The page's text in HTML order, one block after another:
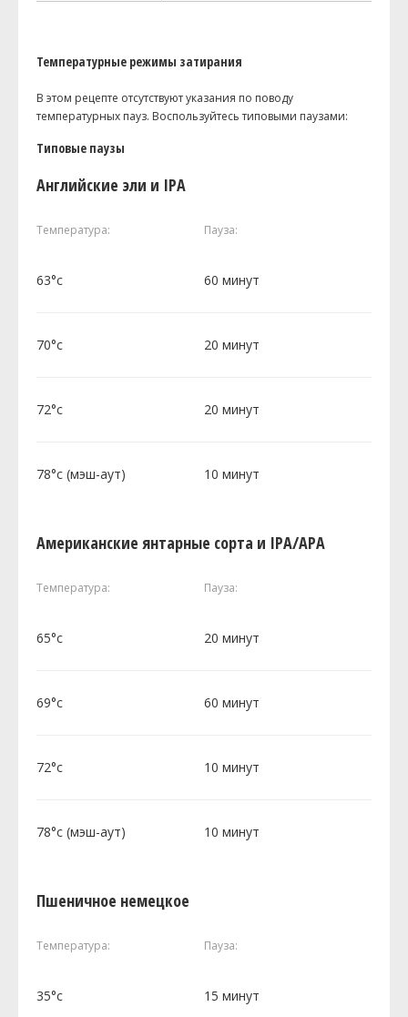
Температурные режимы затирания
В этом рецепте отсутствуют указания по поводу
температурных пауз. Воспользуйтесь типовыми паузами:
Типовые паузы
Английские эли и IPA
Температура: Пауза:
63°c 60 минут
70°c 20 минут
72°c 20 минут
78°c (мэш-аут) 10 минут
Американские янтарные сорта и IPA/APA
Температура: Пауза:
65°c 20 минут
69°c 60 минут
72°c 10 минут
78°c (мэш-аут) 10 минут
Пшеничное немецкое
Температура: Пауза:
35°c 15 минут